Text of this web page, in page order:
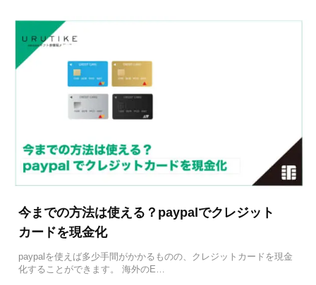
今までの方法は使える？paypalでクレジット
カードを現金化
paypalを使えば多少手間がかかるものの、クレジットカードを現金
化することができます。 海外のE…